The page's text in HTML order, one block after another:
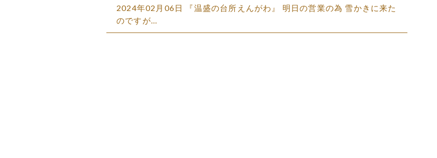
2024年02月06日 『温盛の台所えんがわ』 明日の営業の為 雪かきに来た
のですが…